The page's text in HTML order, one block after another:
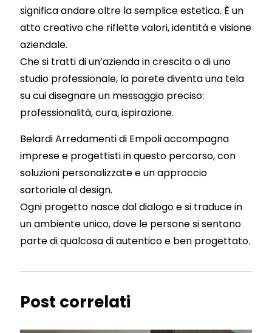
significa andare oltre la semplice estetica. È un
atto creativo che riflette valori, identità e visione
aziendale.
Che si tratti di un’azienda in crescita o di uno
studio professionale, la parete diventa una tela
su cui disegnare un messaggio preciso:
professionalità, cura, ispirazione.
Belardi Arredamenti di Empoli accompagna
imprese e progettisti in questo percorso, con
soluzioni personalizzate e un approccio
sartoriale al design.
Ogni progetto nasce dal dialogo e si traduce in
un ambiente unico, dove le persone si sentono
parte di qualcosa di autentico e ben progettato.
Post correlati